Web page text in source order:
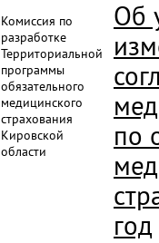
Комиссия по
разработке
Территориальной
программы
обязательного
медицинского
страхования
Кировской
области
Об
по
год